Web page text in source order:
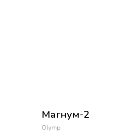
Магнум-2
Olymp